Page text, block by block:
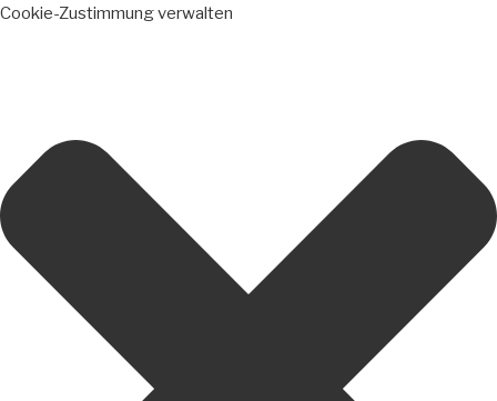
Cookie-Zustimmung verwalten